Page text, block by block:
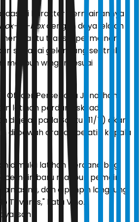
karakter permainannya
box-to-boxdengan daya jelajah
transisi permainan,
sebagai gelandang sentral,
maupun winger sesuai
Officer Persebaya Jonathan
latihan perdana skuad
digelar pada Sabtu (11/7) akan
di bawah arahan pelatih kepala
dimulai latihan perdana bagi
pemain baru maupun pemain
asing, dan dipimpin langsung
Tavares," kata Vino.